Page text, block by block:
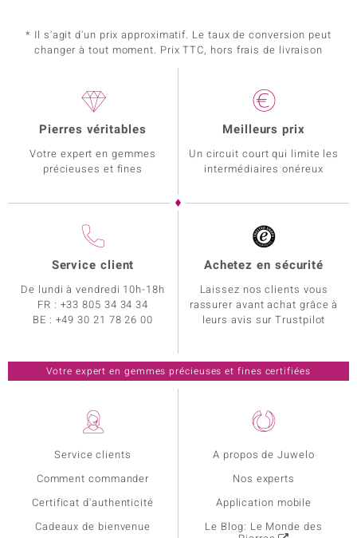
* Il s'agit d'un prix approximatif. Le taux de conversion peut
changer à tout moment. Prix TTC, hors frais de livraison
Service clients
Comment commander
Certificat d'authenticité
Cadeaux de bienvenue
A propos de Juwelo
Nos experts
Application mobile
Le Blog: Le Monde des
Pierres véritables
Votre expert en gemmes
précieuses et fines
Meilleurs prix
Un circuit court qui limite les
intermédiaires onéreux
Service client
De lundi à vendredi 10h-18h
FR : +33 805 34 34 34
BE : +49 30 21 78 26 00
Achetez en sécurité
Laissez nos clients vous
rassurer avant achat grâce à
leurs avis sur Trustpilot
Votre expert en gemmes précieuses et fines certifiées